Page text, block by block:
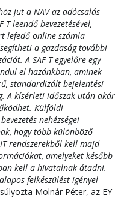
jut a NAV az adócsalás
T leendő bevezetésével,
lefedő online számla
a gazdaság további
A SAF-T egyelőre egy
el hazánkban, aminek
standardizált bejelentési
A kísérleti időszak után akár
Külföldi
nehézségei
hogy több különböző
rendszerekből kell majd
amelyeket később
kell a hivatalnak átadni.
felkészülést igényel
Molnár Péter, az EY